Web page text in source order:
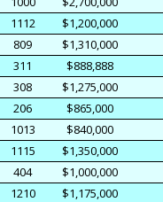
1112
$1,200,000
809
$1,310,000
311
$888,888
308
$1,275,000
206
$865,000
1013
$840,000
1115
$1,350,000
404
$1,000,000
1210
$1,175,000